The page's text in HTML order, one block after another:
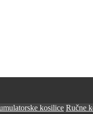
kosilice Ručne